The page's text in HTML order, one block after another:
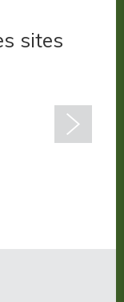
sites